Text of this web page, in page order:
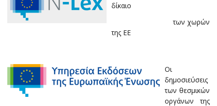
δίκαιο
των χωρών
της ΕΕ
Οι
δημοσιεύσεις
των θεσμικών
οργάνων της